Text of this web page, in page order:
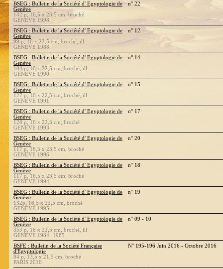
BSEG : Bulletin de la Société d' Egyptologie de
Genève
142 p, 16,5 x 23,5 cm, broché
GENEVE 1998
n° 22
BSEG : Bulletin de la Société d' Egyptologie de
Genève
99 p, 16 x 22,5 cm, broché, ill
GENEVE 1988
n° 12
BSEG : Bulletin de la Société d' Egyptologie de
Genève
104 p, 16 x 22,5 cm, broché, ill
GENEVE 1990
n° 14
BSEG : Bulletin de la Société d' Egyptologie de
Genève
127 p, 16 x 22,5 cm, broché, ill
GENEVE 1991
n° 15
BSEG : Bulletin de la Société d' Egyptologie de
Genève
128 p, 16 x 22,5 cm, broché
GENEVE 1993
n° 17
BSEG : Bulletin de la Société d' Egyptologie de
Genève
117 p, 16,5 x 23,5 cm, broché
GENEVE 1996
n° 20
BSEG : Bulletin de la Société d' Egyptologie de
Genève
117 p, 16,5 x 23,5 cm, broché
GENEVE 1994
n° 18
BSEG : Bulletin de la Société d' Egyptologie de
Genève
132p, 16,5 x 23,5 cm, broché
GENEVE 1995
n° 19
BSEG : Bulletin de la Société d' Egyptologie de
Genève
353 p, 16 x 22,5 cm, broché, ill
GENEVE 1984 -1985
n° 09 - 10
BSFE : Bulletin de la Société Française
d'Égyptologie
84 p, 13,5 x 21,5 cm, broché
PARIS 2016
N° 195-196 Juin 2016 - Octobre 2016